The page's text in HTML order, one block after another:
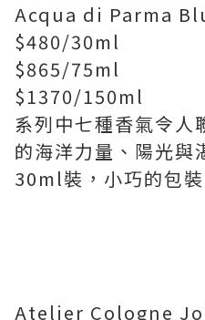
Acqua di Parma
$480/30ml
$865/75ml
$1370/150ml
系列中七種香氣令人
的海洋力量、陽光與
30ml裝，小巧的包
Atelier Cologne